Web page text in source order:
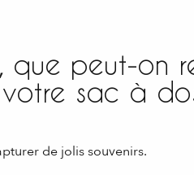
que peut-on
sac à
de jolis souvenirs.